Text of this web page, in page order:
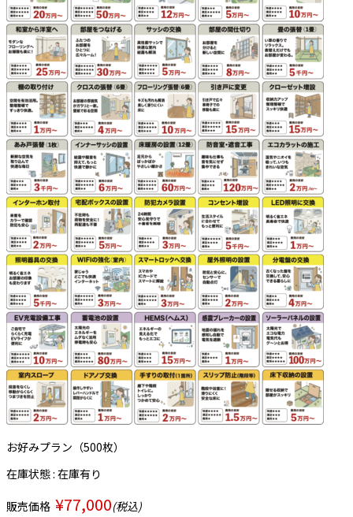
お好みプラン（500枚）
在庫状態 : 在庫有り
販売価格 ¥77,000(税込)